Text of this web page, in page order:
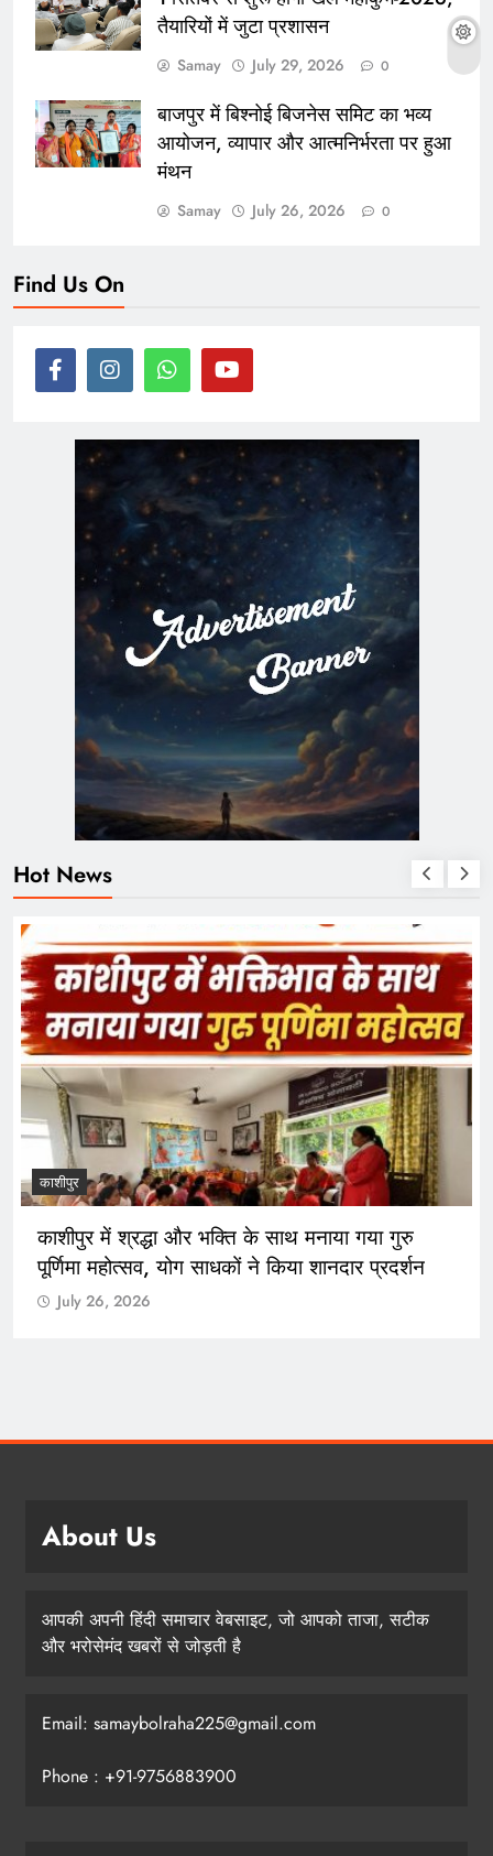
तैयारियों में जुटा प्रशासन
Samay July 29, 2026 0
बाजपुर में बिश्नोई बिजनेस समिट का भव्य
आयोजन, व्यापार और आत्मनिर्भरता पर हुआ
मंथन
Samay July 26, 2026 0
Find Us On
Hot News
काशीपुर
काशीपुर में श्रद्धा और भक्ति के साथ मनाया गया गुरु
पूर्णिमा महोत्सव, योग साधकों ने किया शानदार प्रदर्शन
July 26, 2026
About Us
आपकी अपनी हिंदी समाचार वेबसाइट, जो आपको ताजा, सटीक
और भरोसेमंद खबरों से जोड़ती है
Email: samaybolraha225@gmail.com
Phone : +91-9756883900